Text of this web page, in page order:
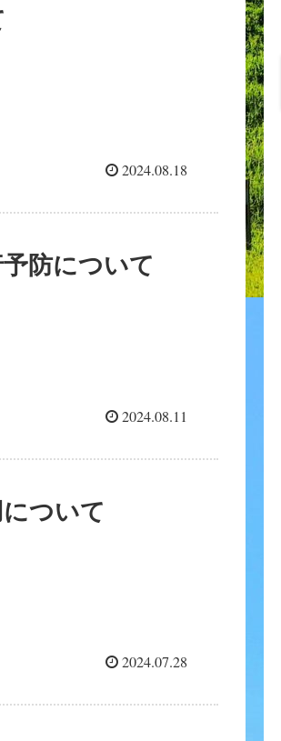
2024.08.18
防について
2024.08.11
ついて
2024.07.28